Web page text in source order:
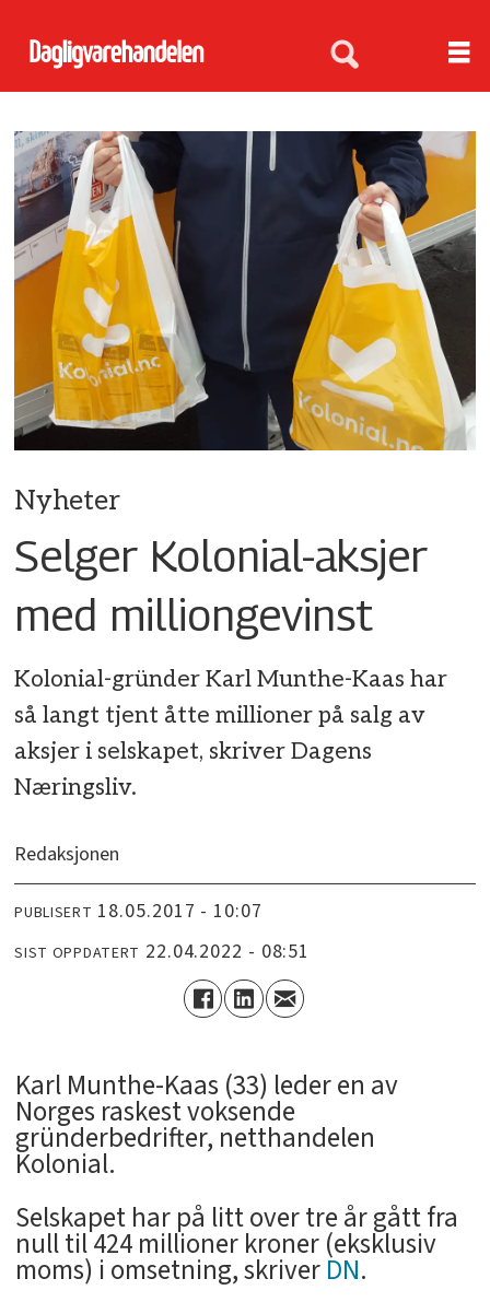
Nyheter
Selger Kolonial-aksjer
med milliongevinst
Kolonial-gründer Karl Munthe-Kaas har
så langt tjent åtte millioner på salg av
aksjer i selskapet, skriver Dagens
Næringsliv.
Redaksjonen
PUBLISERT 18.05.2017 - 10:07
SIST OPPDATERT 22.04.2022 - 08:51
Karl Munthe-Kaas (33) leder en av
Norges raskest voksende
gründerbedrifter, netthandelen
Kolonial.
Selskapet har på litt over tre år gått fra
null til 424 millioner kroner (eksklusiv
moms) i omsetning, skriverDN.